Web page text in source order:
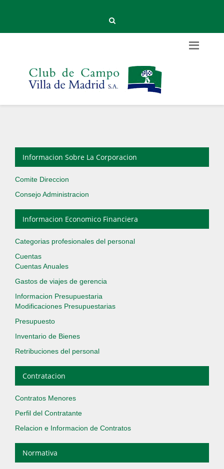
Informacion Sobre La Corporacion
Comite Direccion
Consejo Administracion
Informacion Economico Financiera
Categorias profesionales del personal
Cuentas
Cuentas Anuales
Gastos de viajes de gerencia
Informacion Presupuestaria
Modificaciones Presupuestarias
Presupuesto
Inventario de Bienes
Retribuciones del personal
Contratacion
Contratos Menores
Perfil del Contratante
Relacion e Informacion de Contratos
Normativa